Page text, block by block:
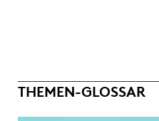
THEMEN-GLOSSAR